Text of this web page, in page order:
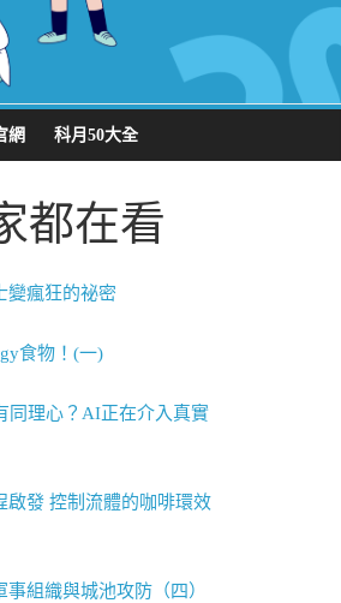
網 科月50大全
都在看
變瘋狂的祕密
食物！(一)
同理心？AI正在介入真實
啟發 控制流體的咖啡環效
組織與城池攻防（四）